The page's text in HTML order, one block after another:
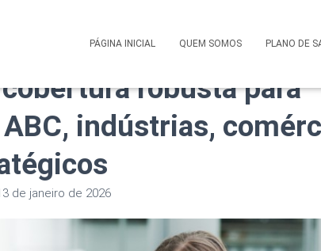
PÁGINA INICIAL QUEM SOMOS PLANO DE
Corporativo Ampla
robusta para
indústrias,
de janeiro de 2026